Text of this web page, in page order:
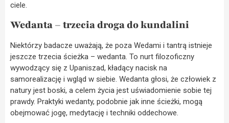
ciele.
Wedanta – trzecia droga do kundalini
Niektórzy badacze uważają, że poza Wedami i tantrą istnieje
jeszcze trzecia ścieżka – wedanta. To nurt filozoficzny
wywodzący się z Upaniszad, kładący nacisk na
samorealizację i wgląd w siebie. Wedanta głosi, że człowiek z
natury jest boski, a celem życia jest uświadomienie sobie tej
prawdy. Praktyki wedanty, podobnie jak inne ścieżki, mogą
obejmować jogę, medytację i techniki oddechowe.